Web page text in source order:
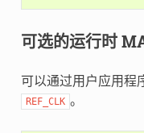
可选的运行时
可以通过用户应用程
REF_CLK 。